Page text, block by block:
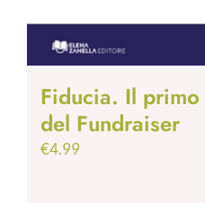
Fiducia. Il
del Fundraiser
€4.99